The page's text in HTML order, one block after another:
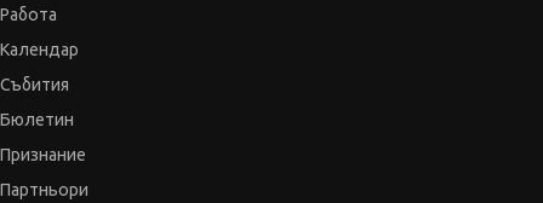
Работа
Календар
Събития
Бюлетин
Признание
Партньори